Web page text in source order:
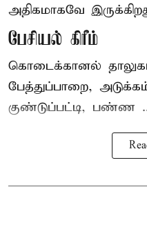
அதிகமாகவே
பேசியல் கிரீம்
கொடைக்கானல்
பேத்துப்பாறை,
குண்டுப்பட்டி, பண்ண